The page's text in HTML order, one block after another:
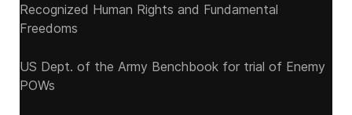
Recognized Human Rights and Fundamental
Freedoms
US Dept. of the Army Benchbook for trial of Enemy
POWs